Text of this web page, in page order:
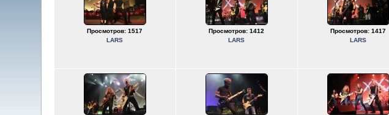
Просмотров: 1517
LARS
Просмотров: 1412
LARS
Просмотров: 1417
LARS